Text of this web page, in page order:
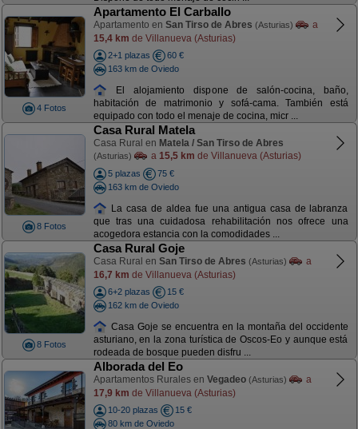
4 Fotos
Apartamento El Carballo
Apartamento en San Tirso de Abres (Asturias)
a
15,4 km de Villanueva (Asturias)
2+1 plazas
60 €
163 km de Oviedo
El alojamiento dispone de salón-cocina, baño,
habitación de matrimonio y sofá-cama. También está
equipado con todo el menaje de cocina, micr ...
8 Fotos
Casa Rural Matela
Casa Rural en Matela / San Tirso de Abres
(Asturias) a 15,5 km de Villanueva (Asturias)
5 plazas
75 €
163 km de Oviedo
La casa de aldea fue una antigua casa de labranza
que tras una cuidadosa rehabilitación nos ofrece una
acogedora estancia con la comodidades ...
8 Fotos
Casa Rural Goje
Casa Rural en San Tirso de Abres (Asturias)
a
16,7 km de Villanueva (Asturias)
6+2 plazas
15 €
162 km de Oviedo
Casa Goje se encuentra en la montaña del occidente
asturiano, en la zona turística de Oscos-Eo y aunque está
rodeada de bosque pueden disfru ...
Alborada del Eo
Apartamentos Rurales en Vegadeo (Asturias)
a
17,9 km de Villanueva (Asturias)
10-20 plazas
15 €
80 km de Oviedo